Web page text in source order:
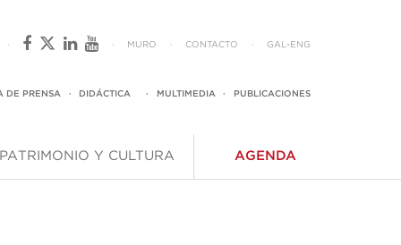
· · MURO · CONTACTO · GAL- ENG
DE PRENSA · DIDÁCTICA · MULTIMEDIA · PUBLICACIONES
PATRIMONIO Y CULTURA AGENDA